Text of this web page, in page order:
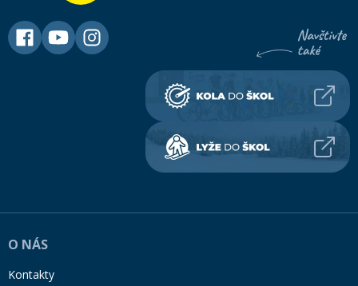
O NÁS
Kontakty